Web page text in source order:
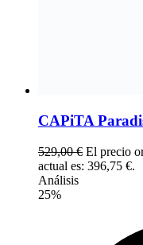
CAPiTA
529,00€ El precio
actual es: 396,75 €.
Análisis
25%